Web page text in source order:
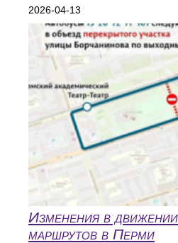
2026-04-13
Изменения в
маршрутов в Перми